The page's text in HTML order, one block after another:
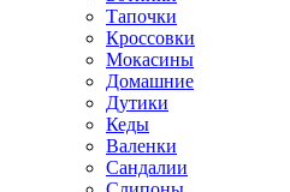
Тапочки
Кроссовки
Мокасины
Домашние
Дутики
Кеды
Валенки
Сандалии